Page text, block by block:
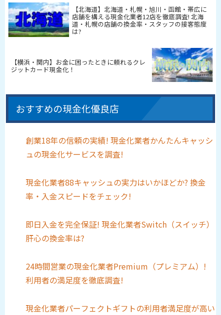
【北海道】北海道・札幌・旭川・函館・帯広に
店舗を構える現金化業者12店を徹底調査! 北海
道・札幌の店舗の換金率・スタッフの接客態度
は?
【横浜・関内】お金に困ったときに頼れるクレ
ジットカード現金化！
おすすめの現金化優良店
創業18年の信頼の実績! 現金化業者かんたんキャッシ
ュの現金化サービスを調査!
現金化業者88キャッシュの実力はいかほどか? 換金
率・入金スピードをチェック!
即日入金を完全保証! 現金化業者Switch（スイッチ）
肝心の換金率は?
24時間営業の現金化業者Premium（プレミアム）!
利用者の満足度を徹底調査!
現金化業者パーフェクトギフトの利用者満足度が高い